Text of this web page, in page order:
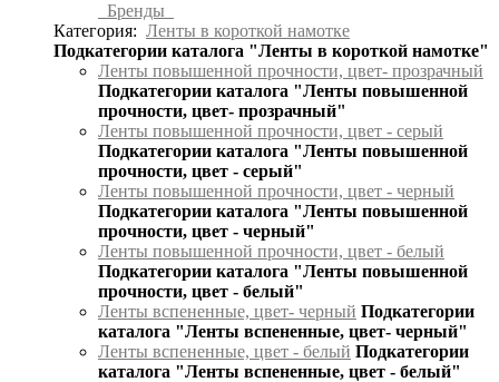
Бренды
Категория: Ленты в короткой намотке
Подкатегории каталога "Ленты в короткой намотке"
Ленты повышенной прочности, цвет- прозрачный
Подкатегории каталога "Ленты повышенной
прочности, цвет- прозрачный"
Ленты повышенной прочности, цвет - серый
Подкатегории каталога "Ленты повышенной
прочности, цвет - серый"
Ленты повышенной прочности, цвет - черный
Подкатегории каталога "Ленты повышенной
прочности, цвет - черный"
Ленты повышенной прочности, цвет - белый
Подкатегории каталога "Ленты повышенной
прочности, цвет - белый"
Ленты вспененные, цвет- черный Подкатегории
каталога "Ленты вспененные, цвет- черный"
Ленты вспененные, цвет - белый Подкатегории
каталога "Ленты вспененные, цвет - белый"